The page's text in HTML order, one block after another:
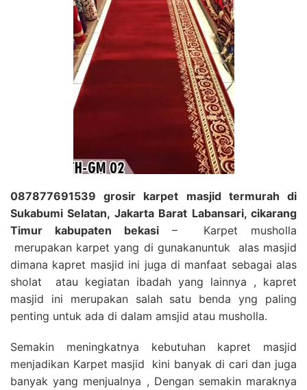
087877691539 grosir karpet masjid termurah di
Sukabumi Selatan, Jakarta Barat Labansari, cikarang
Timur kabupaten bekasi – Karpet musholla
merupakan karpet yang di gunakanuntuk alas masjid
dimana kapret masjid ini juga di manfaat sebagai alas
sholat atau kegiatan ibadah yang lainnya , kapret
masjid ini merupakan salah satu benda yng paling
penting untuk ada di dalam amsjid atau musholla.
Semakin meningkatnya kebutuhan kapret masjid
menjadikan Karpet masjid kini banyak di cari dan juga
banyak yang menjualnya , Dengan semakin maraknya